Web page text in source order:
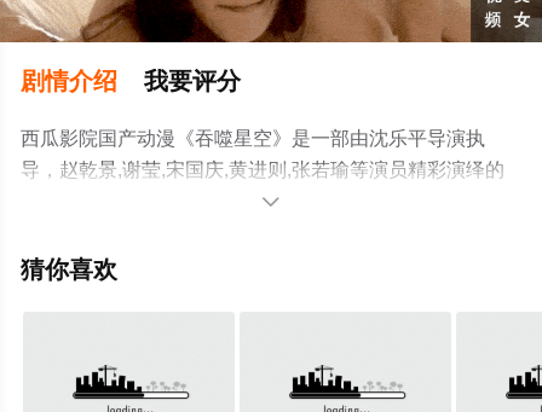
剧情介绍 我要评分
西瓜影院国产动漫《吞噬星空》是一部由沈乐平导演执
导，赵乾景,谢莹,宋国庆,黄进则,张若瑜等演员精彩演绎的
国产动漫，手机免费观看高清无删减完整版动漫全集就上
情网等平台了解。

猜你喜欢